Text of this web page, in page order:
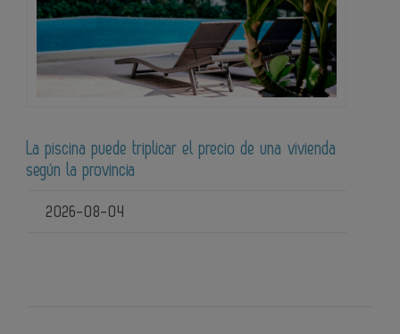
La piscina puede triplicar el precio de una vivienda
según la provincia
2026-08-04